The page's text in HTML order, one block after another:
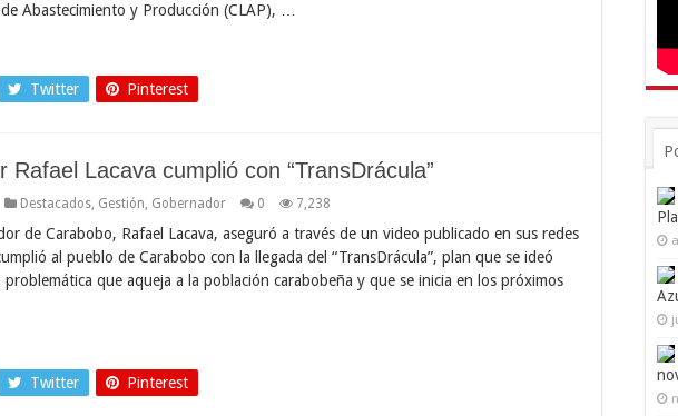
Abastecimiento y Producción (CLAP), …
Twitter Pinterest
Rafael Lacava cumplió con “TransDrácula”
Destacados Gestión Gobernador 0 7,238
de Carabobo, Rafael Lacava, aseguró a través de un video publicado en sus redes
al pueblo de Carabobo con la llegada del “TransDrácula”, plan que se ideó
que aqueja a la población carabobeña y que se inicia en los próximos
Twitter Pinterest